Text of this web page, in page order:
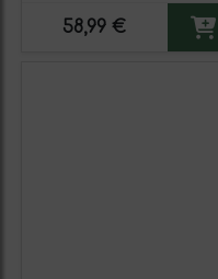
58,99 €